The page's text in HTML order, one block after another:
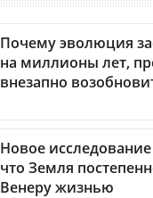
Почему эволюция
на миллионы лет,
внезапно
Новое
что Земля
Венеру жизнью